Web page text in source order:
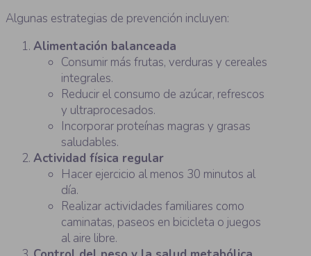
Algunas estrategias de prevención incluyen:
Alimentación balanceada
Consumir más frutas, verduras y cereales
integrales.
Reducir el consumo de azúcar, refrescos
y ultraprocesados.
Incorporar proteínas magras y grasas
saludables.
Actividad física regular
Hacer ejercicio al menos 30 minutos al
día.
Realizar actividades familiares como
caminatas, paseos en bicicleta o juegos
al aire libre.